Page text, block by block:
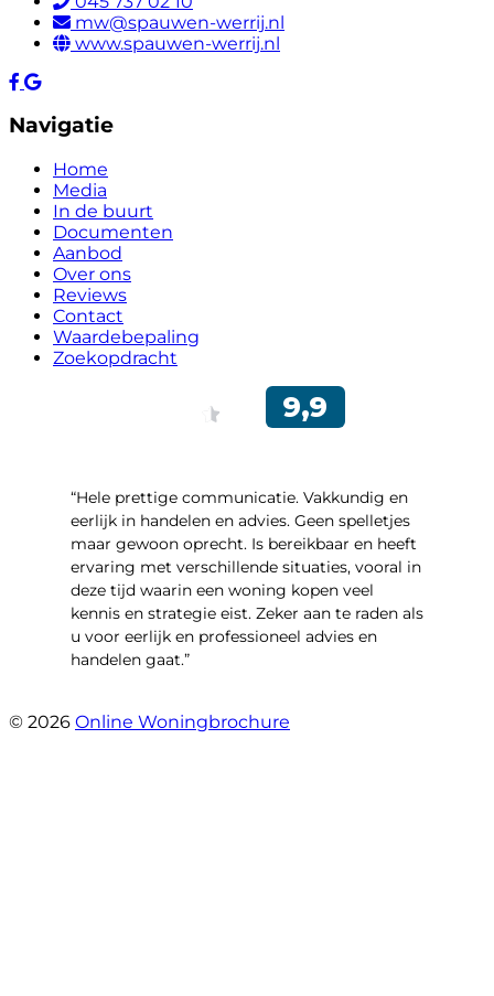
mw@spauwen-werrij.nl
www.spauwen-werrij.nl
Navigatie
Home
Media
In de buurt
Documenten
Aanbod
Over ons
Reviews
Contact
Waardebepaling
Zoekopdracht
“Hele prettige communicatie. Vakkundig en
eerlijk in handelen en advies. Geen spelletjes
maar gewoon oprecht. Is bereikbaar en heeft
ervaring met verschillende situaties, vooral in
deze tijd waarin een woning kopen veel
kennis en strategie eist. Zeker aan te raden als
u voor eerlijk en professioneel advies en
handelen gaat.”
© 2026 Online Woningbrochure